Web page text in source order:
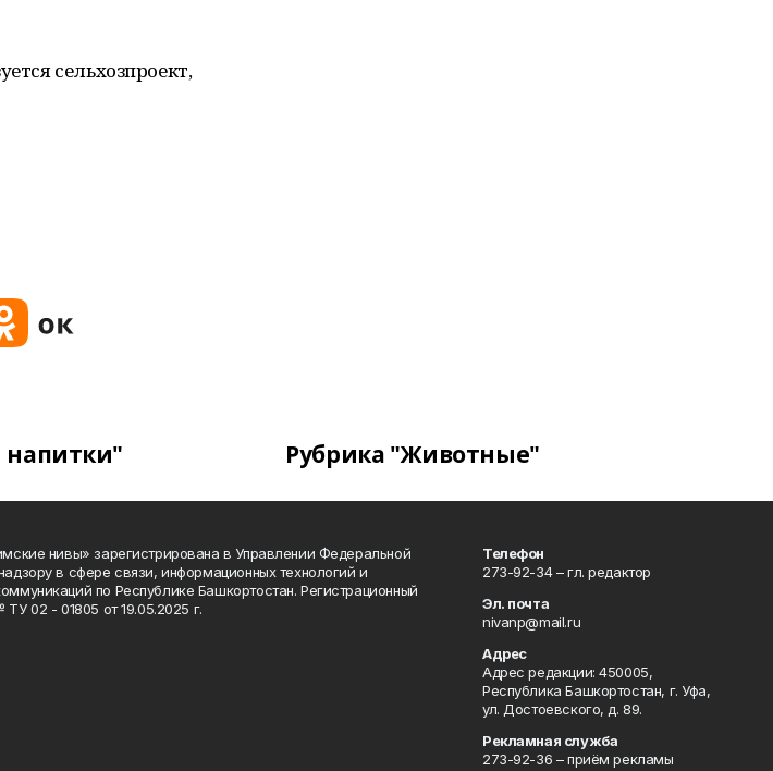
сельхозпроект,
напитки" Рубрика "Животные"
нивы» зарегистрирована в Управлении Федеральной
в сфере связи, информационных технологий и
по Республике Башкортостан. Регистрационный
02 - 01805 от 19.05.2025 г.
Телефон
273-92-34 – гл. редактор
Эл. почта
nivanp@mail.ru
Адрес
Адрес редакции: 450005,
Республика Башкортостан, г. Уфа,
ул. Достоевского, д. 89.
Рекламная служба
273-92-36 – приём рекламы